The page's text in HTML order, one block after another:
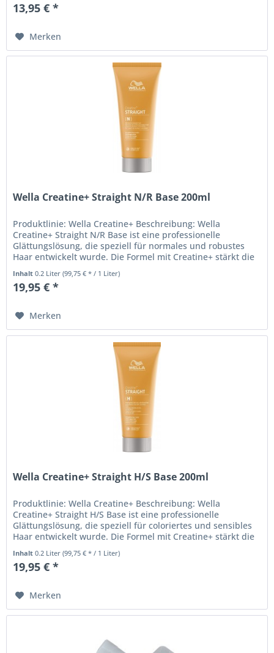
13,95 € *
Merken
Wella Creatine+ Straight N/R Base 200ml
Produktlinie: Wella Creatine+ Beschreibung: Wella
Creatine+ Straight N/R Base ist eine professionelle
Glättungslösung, die speziell für normales und robustes
Haar entwickelt wurde. Die Formel mit Creatine+ stärkt die
Haarstruktur und...
Inhalt0.2 Liter(99,75 € * / 1 Liter)
19,95 € *
Merken
Wella Creatine+ Straight H/S Base 200ml
Produktlinie: Wella Creatine+ Beschreibung: Wella
Creatine+ Straight H/S Base ist eine professionelle
Glättungslösung, die speziell für coloriertes und sensibles
Haar entwickelt wurde. Die Formel mit Creatine+ stärkt die
Haarstruktur und...
Inhalt0.2 Liter(99,75 € * / 1 Liter)
19,95 € *
Merken